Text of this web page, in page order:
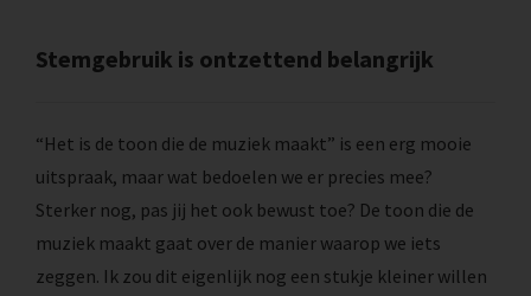
Stemgebruik is ontzettend belangrijk
“Het is de toon die de muziek maakt” is een erg mooie
uitspraak, maar wat bedoelen we er precies mee?
Sterker nog, pas jij het ook bewust toe? De toon die de
muziek maakt gaat over de manier waarop we iets
zeggen. Ik zou dit eigenlijk nog een stukje kleiner willen